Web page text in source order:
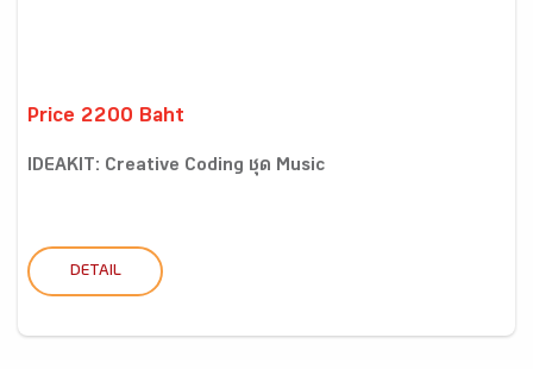
Price 2200 Baht
IDEAKIT: Creative Coding ชุด Music
DETAIL